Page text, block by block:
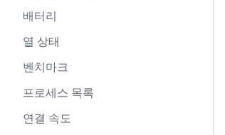
배터리
열 상태
벤치마크
프로세스 목록
연결 속도